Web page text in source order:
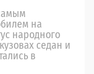
на
народного
седан и
в